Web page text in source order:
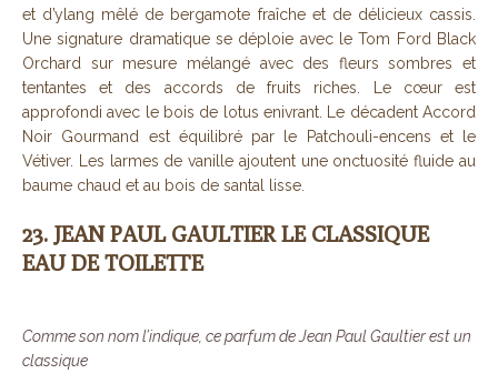
et d’ylang mêlé de bergamote fraîche et de délicieux cassis.
Une signature dramatique se déploie avec le Tom Ford Black
Orchard sur mesure mélangé avec des fleurs sombres et
tentantes et des accords de fruits riches. Le cœur est
approfondi avec le bois de lotus enivrant. Le décadent Accord
Noir Gourmand est équilibré par le Patchouli-encens et le
Vétiver. Les larmes de vanille ajoutent une onctuosité fluide au
baume chaud et au bois de santal lisse.
23. JEAN PAUL GAULTIER LE CLASSIQUE
EAU DE TOILETTE
Comme son nom l’indique, ce parfum de Jean Paul Gaultier est un
classique